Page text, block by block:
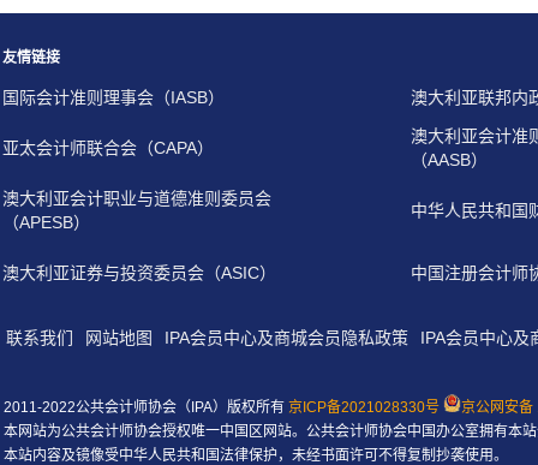
友情链接
国际会计准则理事会（IASB） 澳大利亚联邦内
亚太会计师联合会（CAPA）
澳大利亚会计准
（AASB）
澳大利亚会计职业与道德准则委员会
（APESB）
中华人民共和国
澳大利亚证券与投资委员会（ASIC） 中国注册会计师
联系我们 网站地图 IPA会员中心及商城会员隐私政策 IPA会员中心及
2011-2022公共会计师协会（IPA）版权所有 京ICP备2021028330号
京公网安
本网站为公共会计师协会授权唯一中国区网站。公共会计师协会中国办公室拥有本
本站内容及镜像受中华人民共和国法律保护，未经书面许可不得复制抄袭使用。